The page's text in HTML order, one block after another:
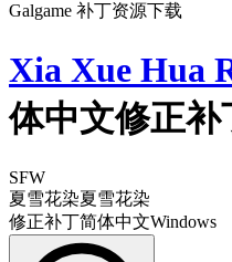
Galgame 补丁资源下载
Xia Xue Hua
体中文修正
SFW
夏雪花染夏雪花染
修正补丁简体中文Windows